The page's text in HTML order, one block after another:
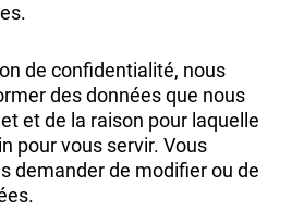
de confidentialité, nous
des données que nous
et de la raison pour laquelle
pour vous servir. Vous
demander de modifier ou de